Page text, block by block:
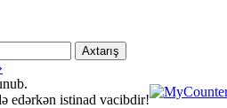
Axtarış
edərkən istinad vacibdir!